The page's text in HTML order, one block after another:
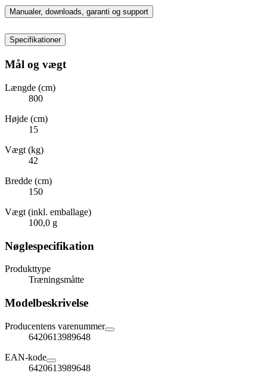
Manualer, downloads, garanti og support
Specifikationer
Mål og vægt
Længde (cm)
800
Højde (cm)
15
Vægt (kg)
42
Bredde (cm)
150
Vægt (inkl. emballage)
100,0 g
Nøglespecifikation
Produkttype
Træningsmåtte
Modelbeskrivelse
Producentens varenummer
6420613989648
EAN-kode
6420613989648